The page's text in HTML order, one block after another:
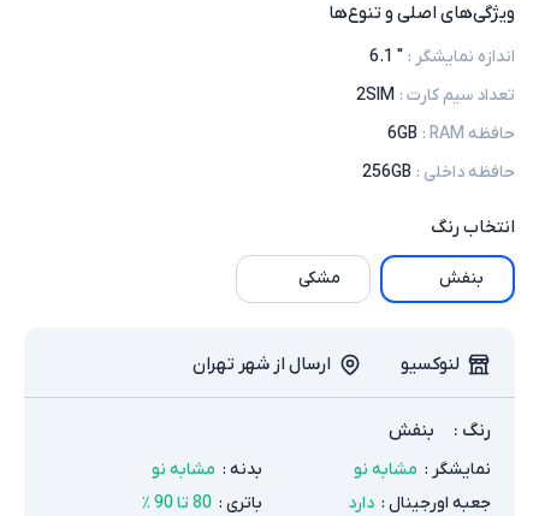
ویژگی‌های اصلی و تنوع‌ها
اندازه نمایشگر :
" 6.1
تعداد سیم کارت :
2SIM
حافظه RAM
:
6GB
حافظه داخلی :
256GB
انتخابرنگ
بنفش مشکی
لنوکسیو ارسال از شهر تهران
رنگ : بنفش
نمایشگر : مشابه نو بدنه : مشابه نو
جعبه اورجینال : دارد باتری : 80 تا 90 ٪